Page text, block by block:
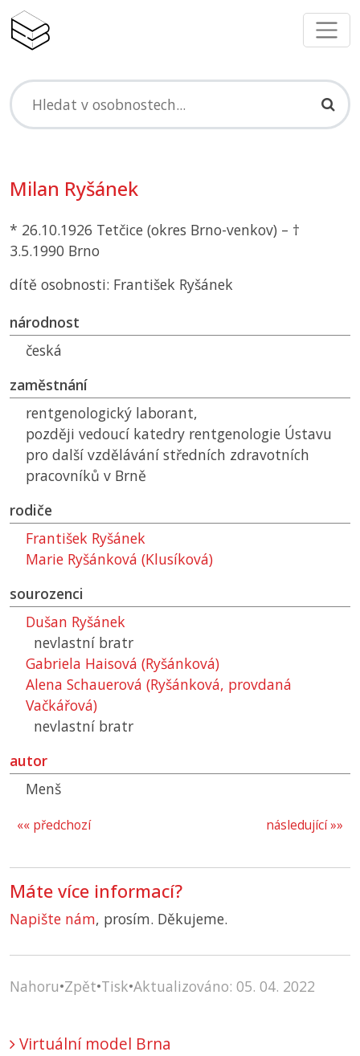
Milan Ryšánek
* 26.10.1926 Tetčice (okres Brno-venkov) – †
3.5.1990 Brno
dítě osobnosti: František Ryšánek
národnost
česká
zaměstnání
rentgenologický laborant,
později vedoucí katedry rentgenologie Ústavu
pro další vzdělávání středních zdravotních
pracovníků v Brně
rodiče
František Ryšánek
Marie Ryšánková (Klusíková)
sourozenci
Dušan Ryšánek
nevlastní bratr
Gabriela Haisová (Ryšánková)
Alena Schauerová (Ryšánková, provdaná
Vačkářová)
nevlastní bratr
autor
Menš
následující »»
«« předchozí
Máte více informací?
Napište nám, prosím. Děkujeme.
Nahoru•Zpět•Tisk•Aktualizováno: 05. 04. 2022
Virtuální model Brna